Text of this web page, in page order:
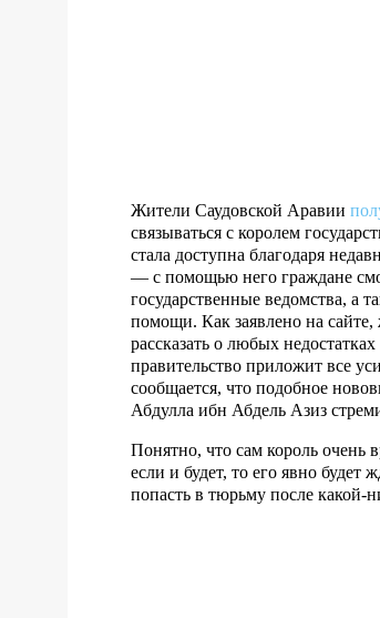
Жители Саудовской Аравии
связываться с королем
стала доступна благодаря
— с помощью него граждане
государственные ведомства, а
помощи. Как заявлено на
рассказать о любых
правительство приложит все
сообщается, что подобное
Абдулла ибн Абдель Азиз
Понятно, что сам король очень
если и будет, то его явно будет
попасть в тюрьму после какой-